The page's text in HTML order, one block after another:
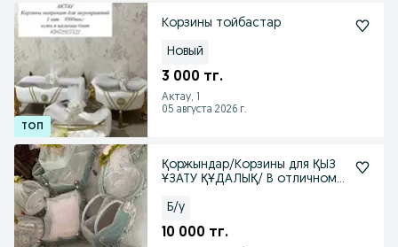
Корзины тойбастар
Новый
3 000 тг.
Актау, 1
05 августа 2026 г.
Қоржындар/Корзины для ҚЫЗ
ҰЗАТУ ҚҰДАЛЫҚ/ В отличном
Б/у
10 000 тг.